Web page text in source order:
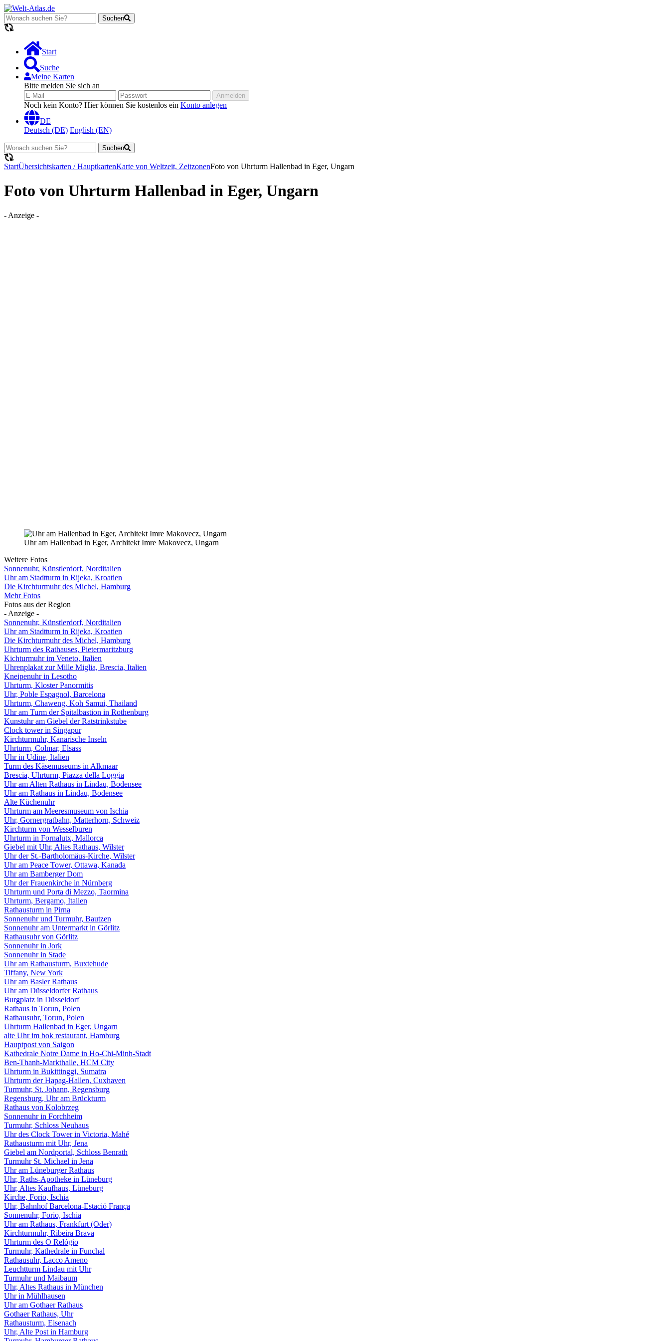
Suchen
Start
Suche
Meine Karten
Bitte melden Sie sich an
Anmelden
Noch kein Konto? Hier können Sie kostenlos ein Konto anlegen
DE
Deutsch (DE) English (EN)
Suchen
StartÜbersichtskarten / HauptkartenKarte von Weltzeit, ZeitzonenFoto von Uhrturm Hallenbad in Eger, Ungarn
Foto von Uhrturm Hallenbad in Eger, Ungarn
- Anzeige -
Uhr am Hallenbad in Eger, Architekt Imre Makovecz, Ungarn
Weitere Fotos
Sonnenuhr, Künstlerdorf, Norditalien
Uhr am Stadtturm in Rijeka, Kroatien
Die Kirchturmuhr des Michel, Hamburg
Mehr Fotos
Fotos aus der Region
- Anzeige -
Sonnenuhr, Künstlerdorf, Norditalien
Uhr am Stadtturm in Rijeka, Kroatien
Die Kirchturmuhr des Michel, Hamburg
Uhrturm des Rathauses, Pietermaritzburg
Kichturmuhr im Veneto, Italien
Uhrenplakat zur Mille Miglia, Brescia, Italien
Kneipenuhr in Lesotho
Uhrturm, Kloster Panormitis
Uhr, Poble Espagnol, Barcelona
Uhrturm, Chaweng, Koh Samui, Thailand
Uhr am Turm der Spitalbastion in Rothenburg
Kunstuhr am Giebel der Ratstrinkstube
Clock tower in Singapur
Kirchturmuhr, Kanarische Inseln
Uhrturm, Colmar, Elsass
Uhr in Udine, Italien
Turm des Käsemuseums in Alkmaar
Brescia, Uhrturm, Piazza della Loggia
Uhr am Alten Rathaus in Lindau, Bodensee
Uhr am Rathaus in Lindau, Bodensee
Alte Küchenuhr
Uhrturm am Meeresmuseum von Ischia
Uhr, Gornergratbahn, Matterhorn, Schweiz
Kirchturm von Wesselburen
Uhrturm in Fornalutx, Mallorca
Giebel mit Uhr, Altes Rathaus, Wilster
Uhr der St.-Bartholomäus-Kirche, Wilster
Uhr am Peace Tower, Ottawa, Kanada
Uhr am Bamberger Dom
Uhr der Frauenkirche in Nürnberg
Uhrturm und Porta di Mezzo, Taormina
Uhrturm, Bergamo, Italien
Rathausturm in Pirna
Sonnenuhr und Turmuhr, Bautzen
Sonnenuhr am Untermarkt in Görlitz
Rathausuhr von Görlitz
Sonnenuhr in Jork
Sonnenuhr in Stade
Uhr am Rathausturm, Buxtehude
Tiffany, New York
Uhr am Basler Rathaus
Uhr am Düsseldorfer Rathaus
Burgplatz in Düsseldorf
Rathaus in Torun, Polen
Rathausuhr, Torun, Polen
Uhrturm Hallenbad in Eger, Ungarn
alte Uhr im bok restaurant, Hamburg
Hauptpost von Saigon
Kathedrale Notre Dame in Ho-Chi-Minh-Stadt
Ben-Thanh-Markthalle, HCM City
Uhrturm in Bukittinggi, Sumatra
Uhrturm der Hapag-Hallen, Cuxhaven
Turmuhr, St. Johann, Regensburg
Regensburg, Uhr am Brückturm
Rathaus von Kolobrzeg
Sonnenuhr in Forchheim
Turmuhr, Schloss Neuhaus
Uhr des Clock Tower in Victoria, Mahé
Rathausturm mit Uhr, Jena
Giebel am Nordportal, Schloss Benrath
Turmuhr St. Michael in Jena
Uhr am Lüneburger Rathaus
Uhr, Raths-Apotheke in Lüneburg
Uhr, Altes Kaufhaus, Lüneburg
Kirche, Forio, Ischia
Uhr, Bahnhof Barcelona-Estació França
Sonnenuhr, Forio, Ischia
Uhr am Rathaus, Frankfurt (Oder)
Kirchturmuhr, Ribeira Brava
Uhrturm des O Relógio
Turmuhr, Kathedrale in Funchal
Rathausuhr, Lacco Ameno
Leuchtturm Lindau mit Uhr
Turmuhr und Maibaum
Uhr, Altes Rathaus in München
Uhr in Mühlhausen
Uhr am Gothaer Rathaus
Gothaer Rathaus, Uhr
Rathausturm, Eisenach
Uhr, Alte Post in Hamburg